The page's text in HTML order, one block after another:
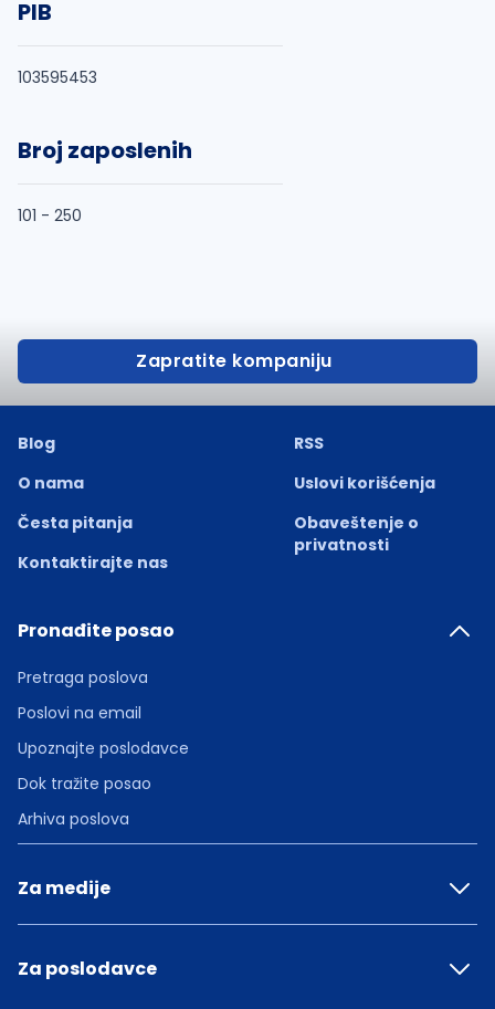
PIB
103595453
Broj zaposlenih
101 - 250
Zapratite kompaniju
Blog
O nama
Česta pitanja
Kontaktirajte nas
RSS
Uslovi korišćenja
Obaveštenje o
privatnosti
Pronađite posao
Pretraga poslova
Poslovi na email
Upoznajte poslodavce
Dok tražite posao
Arhiva poslova
Za medije
Za poslodavce